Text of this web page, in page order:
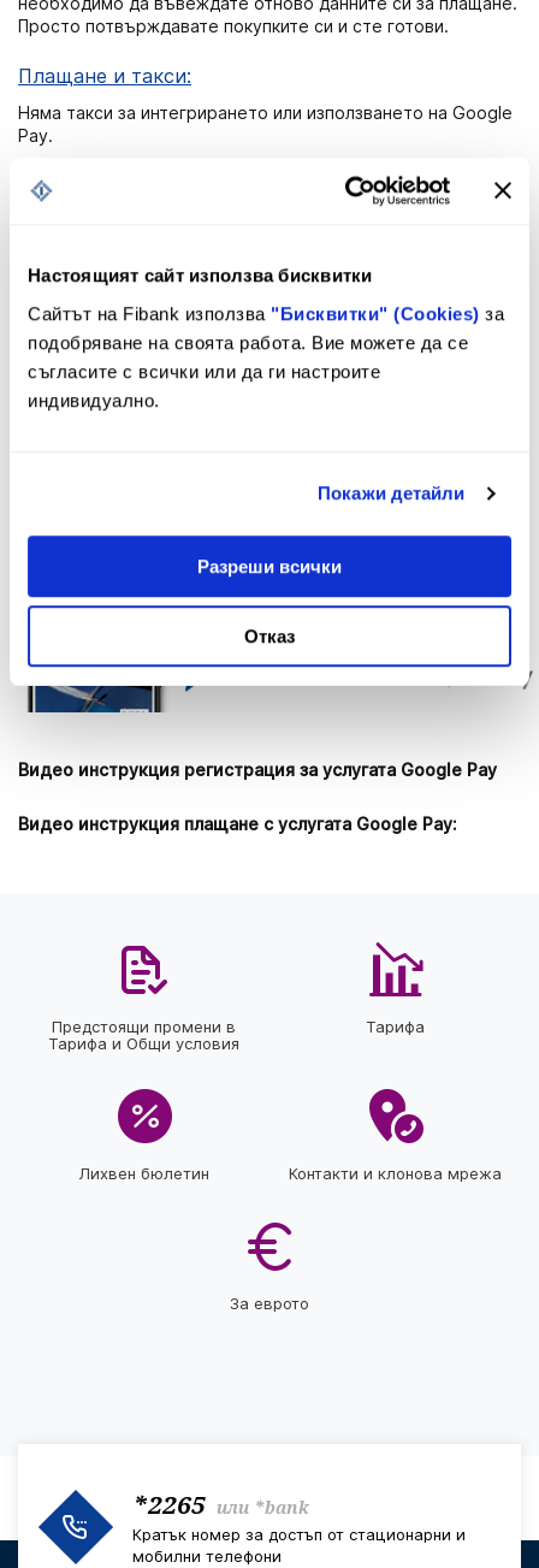
Настоящият сайт използва бисквитки
Сайтът на Fibank използва "Бисквитки" (Cookies) за
подобряване на своята работа. Вие можете да се
съгласите с всички или да ги настроите
индивидуално.
Покажи детайли
Разреши всички
Отказ
Просто потвърждавате покупките си и сте готови.
Плащане и такси:
Няма такси за интегрирането или използването на Google
Pay.
И още:
Видео инструкция регистрация за услугата Google Pay
Видео инструкция плащане с услугата Google Pay:
Предстоящи промени в
Тарифа и Общи условия
Тарифа
Лихвен бюлетин Контакти и клонова мрежа
За еврото
*2265 или *bank
Кратък номер за достъп от стационарни и
мобилни телефони